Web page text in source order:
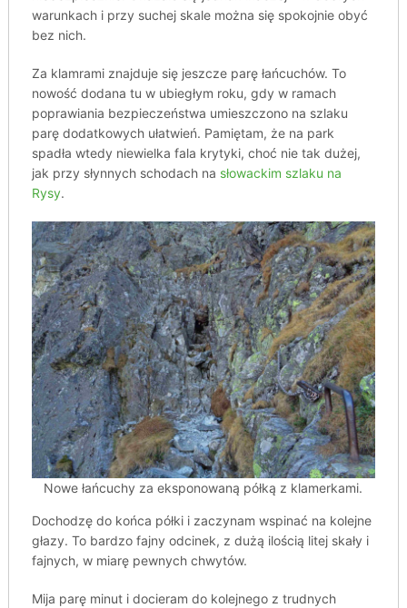
warunkach i przy suchej skale można się spokojnie obyć
bez nich.
Za klamrami znajduje się jeszcze parę łańcuchów. To
nowość dodana tu w ubiegłym roku, gdy w ramach
poprawiania bezpieczeństwa umieszczono na szlaku
parę dodatkowych ułatwień. Pamiętam, że na park
spadła wtedy niewielka fala krytyki, choć nie tak dużej,
jak przy słynnych schodach na słowackim szlaku na
Rysy.
Nowe łańcuchy za eksponowaną półką z klamerkami.
Dochodzę do końca półki i zaczynam wspinać na kolejne
głazy. To bardzo fajny odcinek, z dużą ilością litej skały i
fajnych, w miarę pewnych chwytów.
Mija parę minut i docieram do kolejnego z trudnych